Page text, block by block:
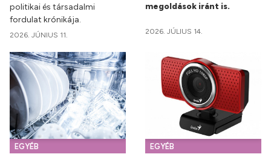
politikai és társadalmi
fordulat krónikája.
2026. JÚNIUS 11.
megoldások iránt is.
2026. JÚLIUS 14.
EGYÉB EGYÉB